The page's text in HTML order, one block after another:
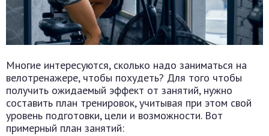
Многие интересуются, сколько надо заниматься на
велотренажере, чтобы похудеть? Для того чтобы
получить ожидаемый эффект от занятий, нужно
составить план тренировок, учитывая при этом свой
уровень подготовки, цели и возможности. Вот
примерный план занятий: